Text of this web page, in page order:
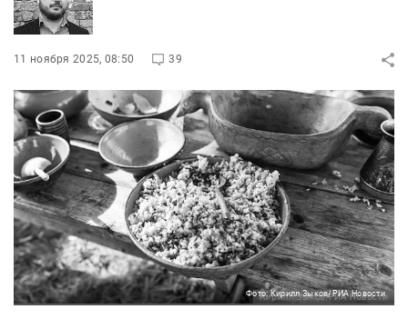
11 ноября 2025, 08:50 39
Фото: Кирилл Зыков/РИА Новости